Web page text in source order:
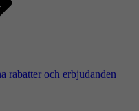
rabatter och erbjudanden